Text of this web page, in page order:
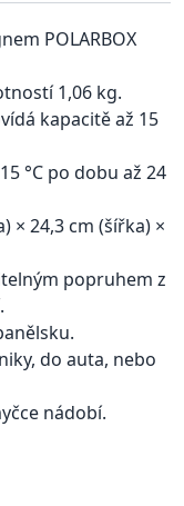
POLARBOX
1,06 kg.
kapacitě až 15
°C po dobu až 24
× 24,3 cm (šířka) ×
popruhem z
do auta, nebo
nádobí.